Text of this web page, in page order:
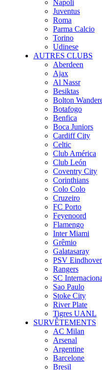
Napoli
Juventus
Roma
Parma Calcio
Torino
Udinese
AUTRES CLUBS
Aberdeen
Ajax
Al Nassr
Besiktas
Bolton
Botafogo
Benfica
Boca Juniors
Cardiff City
Celtic
Club América
Club León
Coventry City
Corinthians
Colo Colo
Cruzeiro
FC Porto
Feyenoord
Flamengo
Inter Miami
Grêmio
Galatasaray
PSV
Rangers
SC
Sao Paulo
Stoke City
River Plate
Tigres UANL
SURVÊTEMENTS
AC Milan
Arsenal
Argentine
Barcelone
Bresil